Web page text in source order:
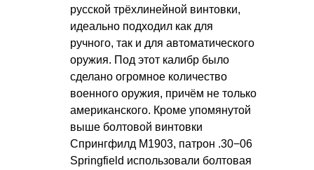
русской трёхлинейной винтовки,
идеально подходил как для
ручного, так и для автоматического
оружия. Под этот калибр было
сделано огромное количество
военного оружия, причём не только
американского. Кроме упомянутой
выше болтовой винтовки
Спрингфилд M1903, патрон .30−06
Springfield использовали болтовая